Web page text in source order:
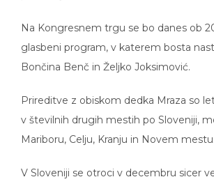
Na Kongresnem trgu se bo danes ob
glasbeni program, v katerem bosta
Bončina Benč in Željko Joksimović.
Prireditve z obiskom dedka Mraza so
v številnih drugih mestih po Sloveniji,
Mariboru, Celju, Kranju in Novem mestu.
V Sloveniji se otroci v decembru sicer